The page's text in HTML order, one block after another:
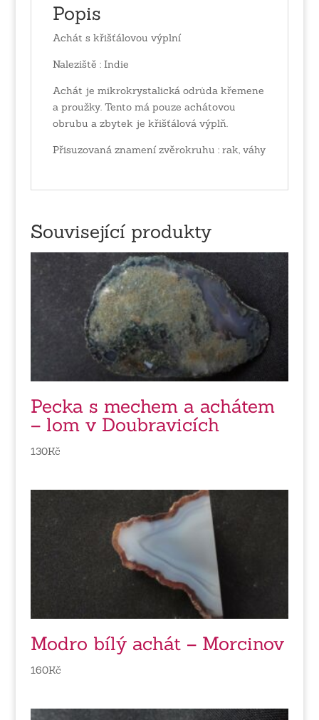
Popis
Achát s křišťálovou výplní
Naleziště : Indie
Achát je mikrokrystalická odrůda křemene
a proužky. Tento má pouze achátovou
obrubu a zbytek je křišťálová výplň.
Přisuzovaná znamení zvěrokruhu : rak, váhy
Související produkty
Pecka s mechem a achátem
– lom v Doubravicích
130Kč
Modro bílý achát – Morcinov
160Kč